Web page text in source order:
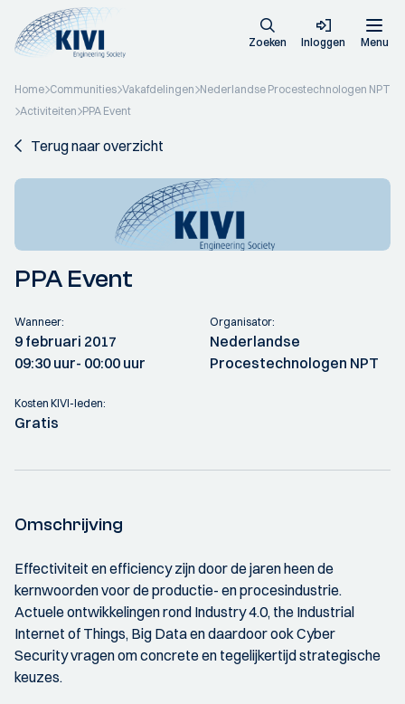
Zoeken Inloggen Menu
Home Communities Vakafdelingen Nederlandse Procestechnologen NPT
Activiteiten PPA Event
Terug naar overzicht
PPA Event
Wanneer:
9 februari 2017
09:30 uur- 00:00 uur
Organisator:
Nederlandse
Procestechnologen NPT
Kosten KIVI-leden:
Gratis
Omschrijving
Effectiviteit en efficiency zijn door de jaren heen de
kernwoorden voor de productie- en procesindustrie.
Actuele ontwikkelingen rond Industry 4.0, the Industrial
Internet of Things, Big Data en daardoor ook Cyber
Security vragen om concrete en tegelijkertijd strategische
keuzes.